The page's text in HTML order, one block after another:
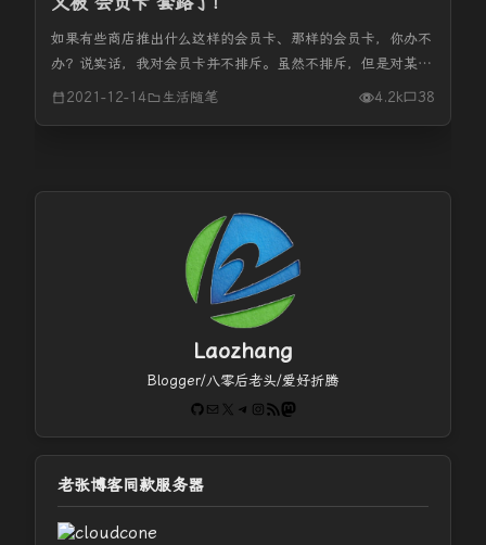
如果有些商店推出什么这样的会员卡、那样的会员卡，你办不
办？说实话，我对会员卡并不排斥。虽然不排斥，但是对某些
商店必须要仔细甄别才行。 去年小区门口开了一张狗肉火锅
2021-12-14 生活随笔 4.2k 38
Laozhang
Blogger/八零后老头/爱好折腾
GitHub
电子邮件 X Telegram
Instagram
RSS FeedMastodon
老张博客同款服务器